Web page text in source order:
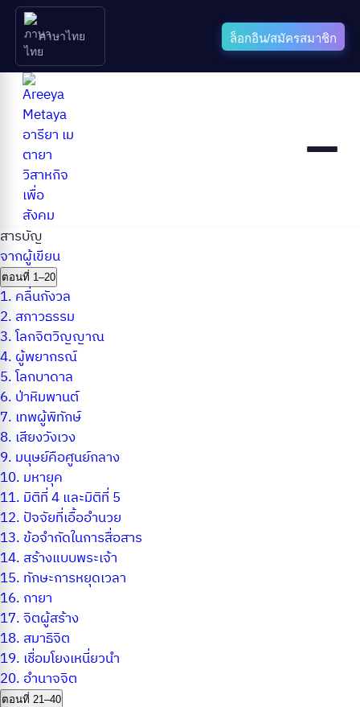
ภาษาไทย ล็อกอิน/สมัครสมาชิก
สารบัญ
จากผู้เขียน
ตอนที่ 1–20
1. คลื่นกังวล
2. สภาวธรรม
3.โลกจิตวิญญาณ
4. ผู้พยากรณ์
5.โลกบาดาล
6. ป่าหิมพานต์
7. เทพผู้พิทักษ์
8. เสียงวังเวง
9. มนุษย์คือศูนย์กลาง
10. มหายุค
11. มิติที่ 4 และมิติที่ 5
12. ปัจจัยที่เอื้ออำนวย
13. ข้อจำกัดในการสื่อสาร
14. สร้างแบบพระเจ้า
15. ทักษะการหยุดเวลา
16. กายา
17.จิตผู้สร้าง
18. สมาธิจิต
19. เชื่อมโยงเหนี่ยวนำ
20. อำนาจจิต
ตอนที่ 21–40